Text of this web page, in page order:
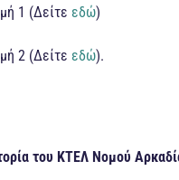
1 (Δείτε εδώ)
2 (Δείτε εδώ).
του ΚΤΕΛ Νομού